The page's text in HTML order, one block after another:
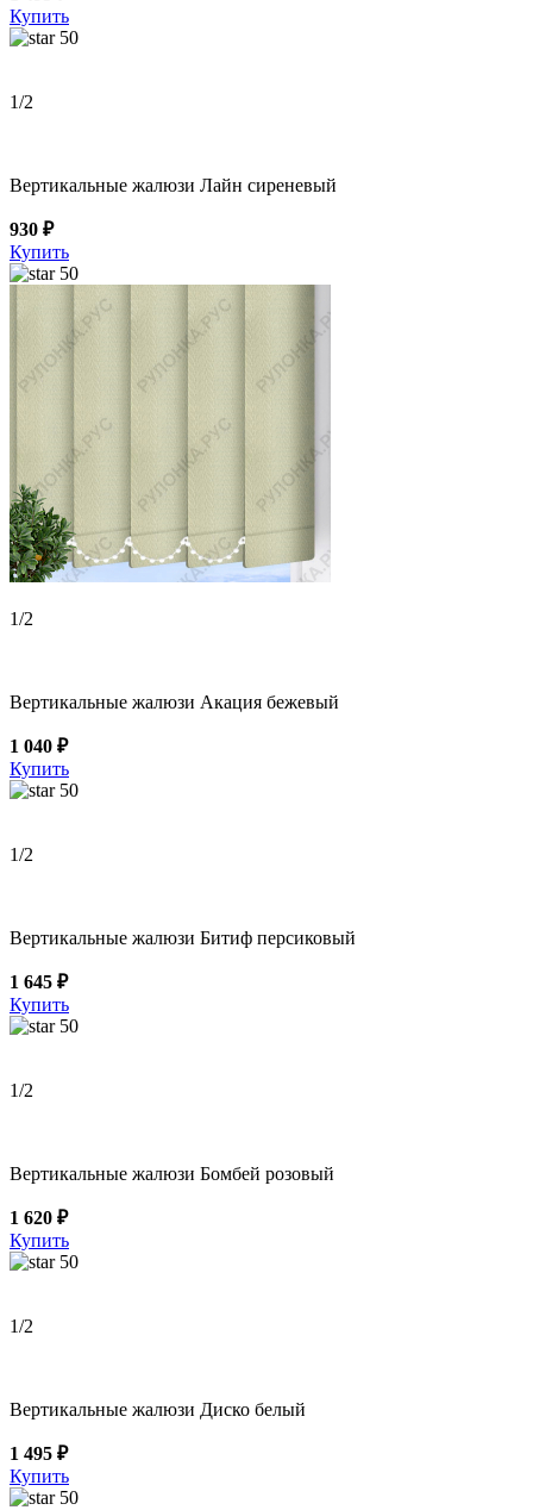
Купить
50
1/2
Вертикальные жалюзи Лайн сиреневый
930 ₽
Купить
50
1/2
Вертикальные жалюзи Акация бежевый
1 040 ₽
Купить
50
1/2
Вертикальные жалюзи Битиф персиковый
1 645 ₽
Купить
50
1/2
Вертикальные жалюзи Бомбей розовый
1 620 ₽
Купить
50
1/2
Вертикальные жалюзи Диско белый
1 495 ₽
Купить
50